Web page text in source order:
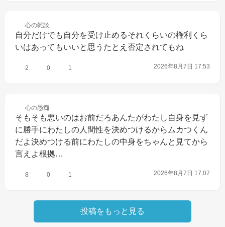
心の雑談
自分だけでも自分を受け止めるそれくらいの権利くら
いはあってもいいと思うたとえ否定されてもね
2 0 1 2026年8月7日 17:53
心の愚痴
そもそも悪いのはお前だろあんたがわたし自身を見ず
に勝手にわたしの人間性を決めつけるからムカつくん
だよ決めつける前にわたしの中身をちゃんと見てから
言えよ根拠…
8 0 1 2026年8月7日 17:07
投稿をもっと見る